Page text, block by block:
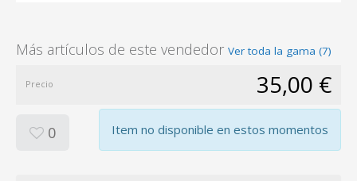
Más artículos de este vendedor Ver toda la gama (7)
Precio 35,00 €
0 Item no disponible en estos momentos